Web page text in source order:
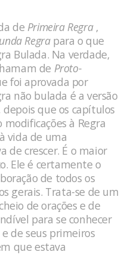
de Primeira Regra ,
Regra para o que
Bulada. Na verdade,
de Proto-
foi aprovada por
não bulada é a versão
que os capítulos
à Regra
vida de uma
de crescer. É o maior
Ele é certamente o
de todos os
gerais. Trata-se de um
de orações e de
para se conhecer
de seus primeiros
que estava